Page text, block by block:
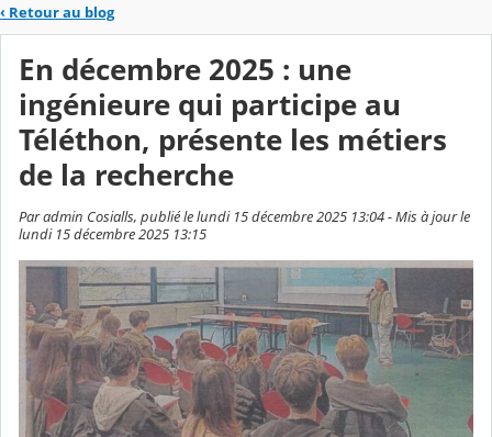
‹ Retour au blog
En décembre 2025 : une
ingénieure qui participe au
Téléthon, présente les métiers
de la recherche
Par admin Cosialls, publié le lundi 15 décembre 2025 13:04 - Mis à jour le
lundi 15 décembre 2025 13:15